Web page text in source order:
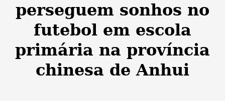
perseguem sonhos no
futebol em escola
primária na província
chinesa de Anhui